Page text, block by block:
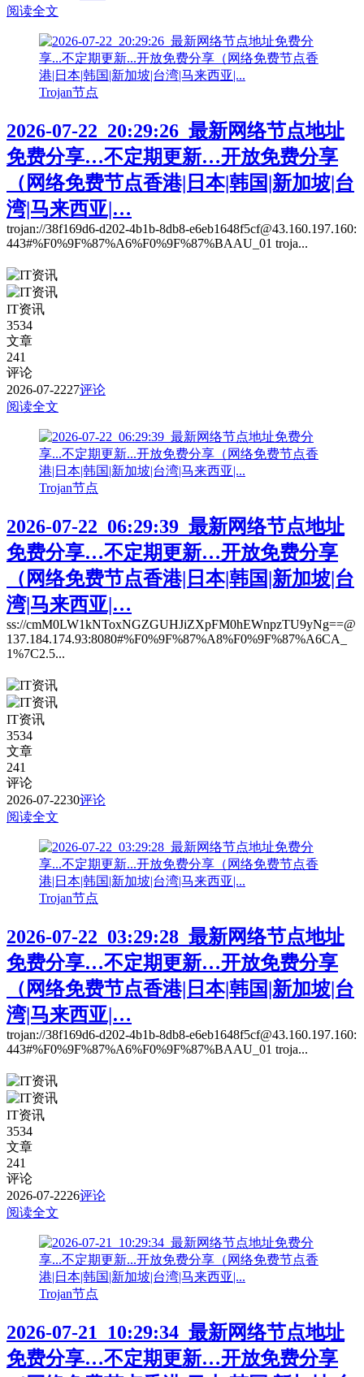
阅读全文
Trojan节点
2026-07-22_20:29:26_最新网络节点地址
免费分享…不定期更新…开放免费分享
（网络免费节点香港|日本|韩国|新加坡|台
湾|马来西亚|…
trojan://38f169d6-d202-4b1b-8db8-e6eb1648f5cf@43.160.197.160:
443#%F0%9F%87%A6%F0%9F%87%BAAU_01 troja...
IT资讯
3534
文章
241
评论
2026-07-2227评论
阅读全文
Trojan节点
2026-07-22_06:29:39_最新网络节点地址
免费分享…不定期更新…开放免费分享
（网络免费节点香港|日本|韩国|新加坡|台
湾|马来西亚|…
ss://cmM0LW1kNToxNGZGUHJiZXpFM0hEWnpzTU9yNg==@
137.184.174.93:8080#%F0%9F%87%A8%F0%9F%87%A6CA_
1%7C2.5...
IT资讯
3534
文章
241
评论
2026-07-2230评论
阅读全文
Trojan节点
2026-07-22_03:29:28_最新网络节点地址
免费分享…不定期更新…开放免费分享
（网络免费节点香港|日本|韩国|新加坡|台
湾|马来西亚|…
trojan://38f169d6-d202-4b1b-8db8-e6eb1648f5cf@43.160.197.160:
443#%F0%9F%87%A6%F0%9F%87%BAAU_01 troja...
IT资讯
3534
文章
241
评论
2026-07-2226评论
阅读全文
Trojan节点
2026-07-21_10:29:34_最新网络节点地址
免费分享…不定期更新…开放免费分享